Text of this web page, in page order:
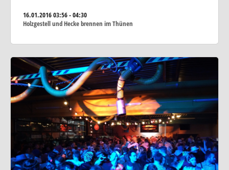
16.01.201603:56 - 04:30
Holzgestell und Hecke brennen im Thünen